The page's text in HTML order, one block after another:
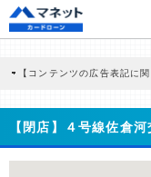
【コンテンツの広告表記に関
商品を根拠なくPRするもの
どに基づき、公平性を担保し
>提携企業一覧
【閉店】４号線佐倉